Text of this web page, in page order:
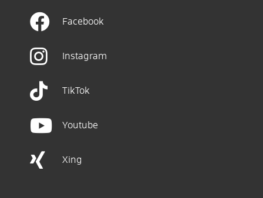
Facebook
Instagram
TikTok
Youtube
Xing